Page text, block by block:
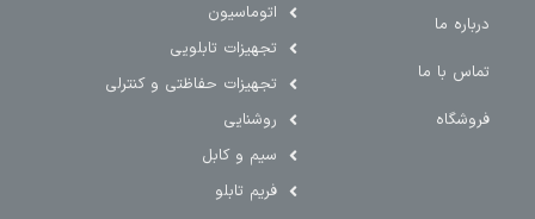
درباره ما
تماس با ما
فروشگاه
اتوماسیون
تجهیزات تابلویی
تجهیزات حفاظتی و کنترلی
روشنایی
سیم و کابل
فریم تابلو